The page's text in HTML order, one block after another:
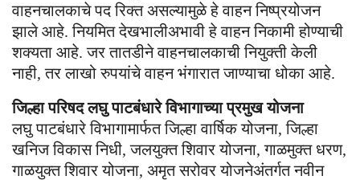
वाहनचालकाचे पद रिक्त असल्यामुळे हे वाहन निष्प्रयोजन
झाले आहे. नियमित देखभालीअभावी हे वाहन निकामी होण्याची
शक्यता आहे. जर तातडीने वाहनचालकाची नियुक्ती केली
नाही, तर लाखो रुपयांचे वाहन भंगारात जाण्याचा धोका आहे.
जिल्हा परिषद लघु पाटबंधारे विभागाच्या प्रमुख योजना
लघु पाटबंधारे विभागामार्फत जिल्हा वार्षिक योजना, जिल्हा
खनिज विकास निधी, जलयुक्त शिवार योजना, गाळमुक्त धरण,
गाळयुक्त शिवार योजना, अमृत सरोवर योजनेअंतर्गत नवीन